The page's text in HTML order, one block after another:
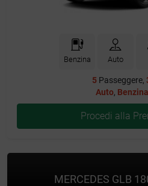
Benzina Auto
5 Passeggere,
Auto, Benzina
Procedi alla
MERCEDES GLB